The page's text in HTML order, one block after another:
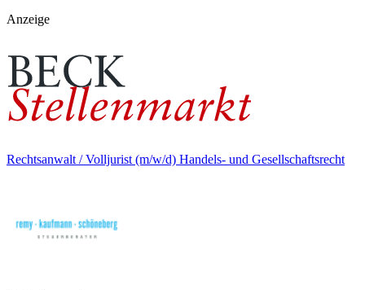
Anzeige
Rechtsanwalt / Volljurist (m/w/d) Handels- und Gesellschaftsrecht